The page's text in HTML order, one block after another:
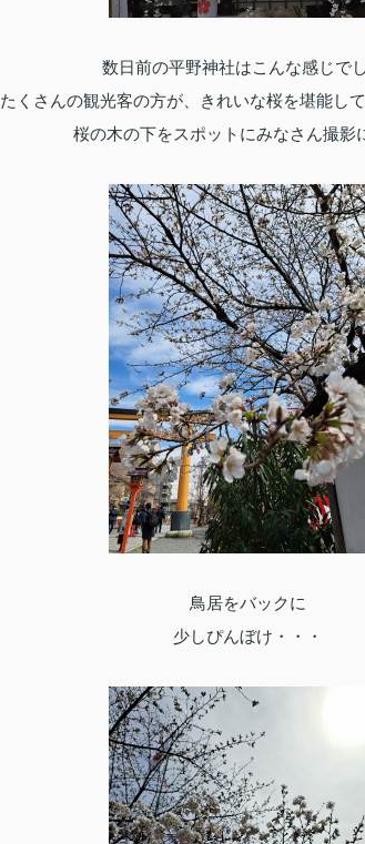
数日前の平野神社はこんな感じで
たくさんの観光客の方が、きれいな桜を堪能し
桜の木の下をスポットにみなさん撮影
鳥居をバックに
少しぴんぼけ・・・